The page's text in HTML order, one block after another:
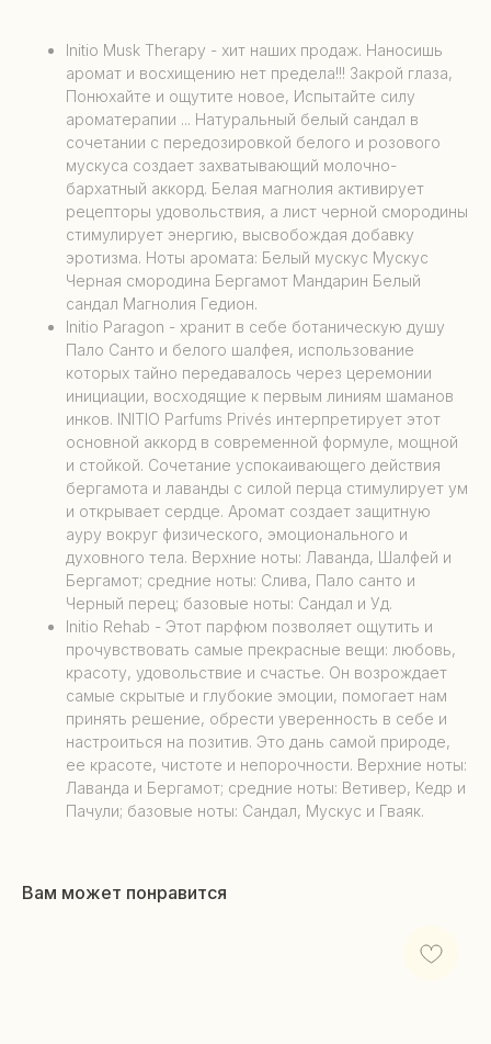
Initio Musk Therapy - хит наших продаж. Наносишь
аромат и восхищению нет предела!!! Закрой глаза,
Понюхайте и ощутите новое, Испытайте силу
ароматерапии ... Натуральный белый сандал в
сочетании с передозировкой белого и розового
мускуса создает захватывающий молочно-
бархатный аккорд. Белая магнолия активирует
рецепторы удовольствия, а лист черной смородины
стимулирует энергию, высвобождая добавку
эротизма. Ноты аромата: Белый мускус Мускус
Черная смородина Бергамот Мандарин Белый
сандал Магнолия Гедион.
Initio Paragon - хранит в себе ботаническую душу
Пало Санто и белого шалфея, использование
которых тайно передавалось через церемонии
инициации, восходящие к первым линиям шаманов
инков. INITIO Parfums Privés интерпретирует этот
основной аккорд в современной формуле, мощной
и стойкой. Сочетание успокаивающего действия
бергамота и лаванды с силой перца стимулирует ум
и открывает сердце. Аромат создает защитную
ауру вокруг физического, эмоционального и
духовного тела. Верхние ноты: Лаванда, Шалфей и
Бергамот; средние ноты: Слива, Пало санто и
Черный перец; базовые ноты: Сандал и Уд.
Initio Rehab - Этот парфюм позволяет ощутить и
прочувствовать самые прекрасные вещи: любовь,
красоту, удовольствие и счастье. Он возрождает
самые скрытые и глубокие эмоции, помогает нам
принять решение, обрести уверенность в себе и
настроиться на позитив. Это дань самой природе,
ее красоте, чистоте и непорочности. Верхние ноты:
Лаванда и Бергамот; средние ноты: Ветивер, Кедр и
Пачули; базовые ноты: Сандал, Мускус и Гваяк.
Вам может понравится